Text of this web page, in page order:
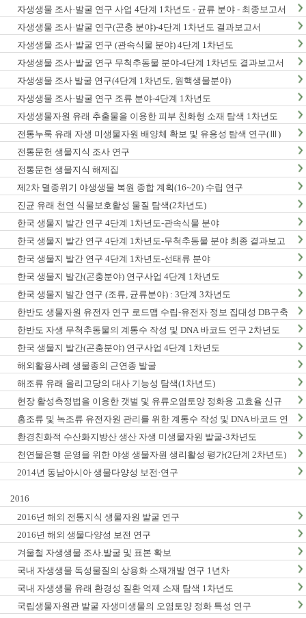
자생생물 조사·발굴 연구 사업 4단계 1차년도 - 균류 분야 - 최종보고서
자생생물 조사·발굴 연구(곤충 분야)-4단계 1차년도 결과보고서
자생생물 조사·발굴 연구 (관속식물 분야) 4단계 1차년도
자생생물 조사·발굴 연구 무척추동물 분야-4단계 1차년도 결과보고서
자생생물 조사 발굴 연구(4단계 1차년도, 원핵생물분야)
자생생물 조사·발굴 연구 조류 분야-4단계 1차년도
자생생물자원 유래 추출물을 이용한 피부 친화형 소재 탐색 1차년도
전통누룩 유래 자생 미생물자원 배양체 확보 및 유용성 탐색 연구(Ⅲ)
전통문헌 생물지식 조사 연구
전통문헌 생물지식 해제집
제2차 멸종위기 야생생물 복원 종합 계획(16~20) 수립 연구
진균 유래 천연 식물보호활성 물질 탐색(2차년도)
한국 생물지 발간 연구 4단계 1차년도-관속식물 분야
한국 생물지 발간 연구 4단계 1차년도-무척추동물 분야 최종 결과보고
서
한국 생물지 발간 연구 4단계 1차년도-선태류 분야
한국 생물지 발간(곤충분야) 연구사업 4단계 1차년도
한국 생물지 발간 연구 (조류, 균류분야) : 3단계 3차년도
한반도 생물자원 유전자 연구 로드맵 수립-유전자 정보 집대성 DB구축
(1차년도)
한반도 자생 무척추동물의 계통수 작성 및 DNA 바코드 연구 2차년도
한국 생물지 발간(곤충분야) 연구사업 4단계 1차년도
해외활용사례 생물종의 근연종 발굴
해조류 유래 올리고당의 대사 기능성 탐색(1차년도)
현장 활성측정법을 이용한 갯벌 및 유류오염토양 정화용 고효율 신규
미생물자원 발굴-3차년도
홍조류 및 녹조류 유전자원 관리를 위한 계통수 작성 및 DNA 바코드 연
구 2단계 1차년도
환경친화적 수산화지방산 생산 자생 미생물자원 발굴-3차년도
천연물은행 운영을 위한 야생 생물자원 생리활성 평가(2단계 2차년도)
2014년 동남아시아 생물다양성 보전·연구
2016
2016년 해외 전통지식 생물자원 발굴 연구
2016년 해외 생물다양성 보전 연구
겨울철 자생생물 조사.발굴 및 표본 확보
국내 자생생물 독성물질의 상용화 소재개발 연구 1년차
국내 자생생물 유래 환경성 질환 억제 소재 탐색 1차년도
국립생물자원관 발굴 자생미생물의 오염토양 정화 특성 연구